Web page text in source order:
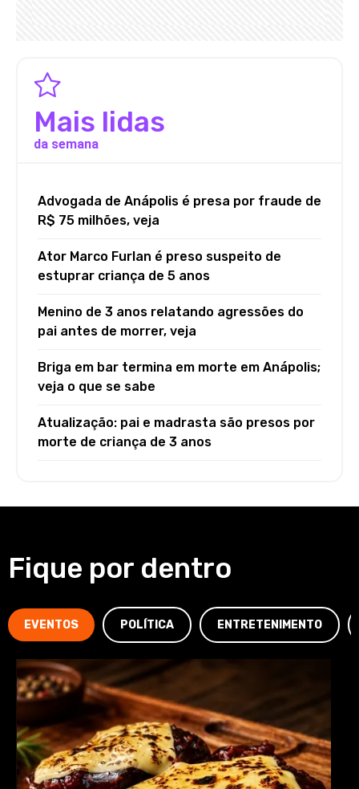
Mais lidas
da semana
Advogada de Anápolis é presa por fraude de
R$ 75 milhões, veja
Ator Marco Furlan é preso suspeito de
estuprar criança de 5 anos
Menino de 3 anos relatando agressões do
pai antes de morrer, veja
Briga em bar termina em morte em Anápolis;
veja o que se sabe
Atualização: pai e madrasta são presos por
morte de criança de 3 anos
Fique por dentro
EVENTOS POLÍTICA ENTRETENIMENTO